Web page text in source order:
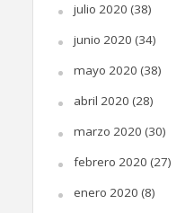
julio 2020 (38)
junio 2020 (34)
mayo 2020 (38)
abril 2020 (28)
marzo 2020 (30)
febrero 2020 (27)
enero 2020 (8)